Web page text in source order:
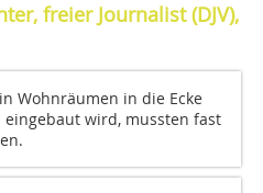
freier Journalist (DJV),
Wohnräumen in die Ecke
eingebaut wird, mussten fast